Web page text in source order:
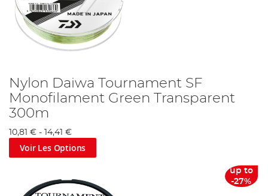
Nylon Daiwa Tournament SF
Monofilament Green Transparent
300m
10,81 € - 14,41 €
Voir Les Options
up to
-27%